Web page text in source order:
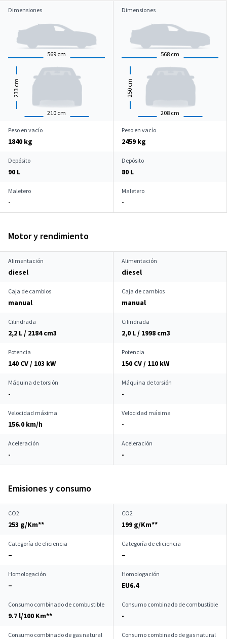
Dimensiones
569 cm
210 cm
233
cm
Dimensiones
568 cm
208 cm
250
cm
Peso en vacío
1840 kg
Peso en vacío
2459 kg
Depósito
90 L
Depósito
80 L
Maletero
-
Maletero
-
Motor y rendimiento
Alimentación
diesel
Alimentación
diesel
Caja de cambios
manual
Caja de cambios
manual
Cilindrada
2,2 L / 2184 cm3
Cilindrada
2,0 L / 1998 cm3
Potencia
140 CV / 103 kW
Potencia
150 CV / 110 kW
Máquina de torsión
-
Máquina de torsión
-
Velocidad máxima
156.0 km/h
Velocidad máxima
-
Aceleración
-
Aceleración
-
Emisiones y consumo
CO2
253 g/Km**
CO2
199 g/Km**
Categoría de eficiencia
–
Categoría de eficiencia
–
Homologación
–
Homologación
EU6.4
Consumo combinado de combustible
9.7 l/100 Km**
Consumo combinado de combustible
-
Consumo combinado de gas natural Consumo combinado de gas natural